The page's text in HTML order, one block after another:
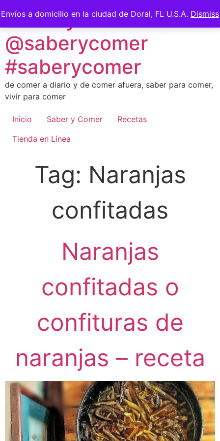
Envíos a domicilio en la ciudad de Doral, FL U.S.A. Dismiss
to
content
Saber y Comer -
@saberycomer
#saberycomer
de comer a diario y de comer afuera, saber para comer,
vivir para comer
Inicio Saber y Comer
Recetas
Tienda en Línea
Tag: Naranjas
confitadas
Naranjas
confitadas o
confituras de
naranjas – receta